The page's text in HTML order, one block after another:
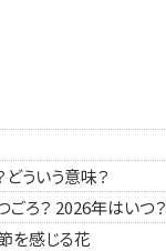
どういう意味？
ごろ？ 2026年はいつ？
を感じる花